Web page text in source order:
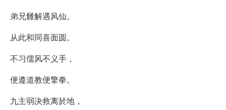
弟兄雠解遇风仙。
从此和同喜面圆。
不习儒风不义手，
便遵道教便擎拳。
九主弱决救离於地，